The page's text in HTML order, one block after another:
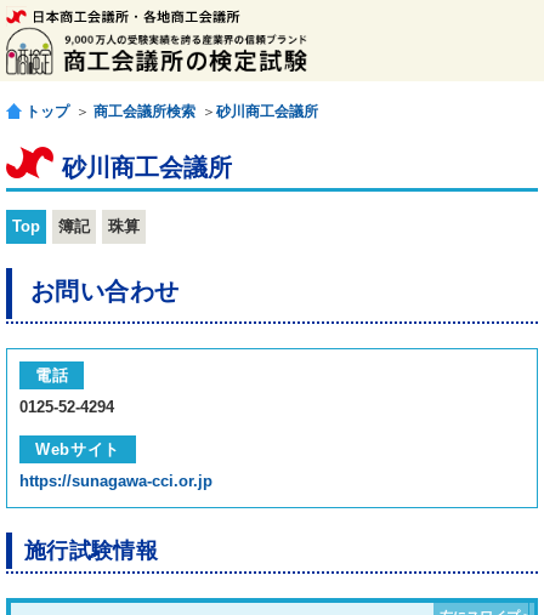
トップ ＞ 商工会議所検索 ＞ 砂川商工会議所
砂川商工会議所
Top 簿記 珠算
お問い合わせ
電話
0125-52-4294
Webサイト
https://sunagawa-cci.or.jp
施行試験情報